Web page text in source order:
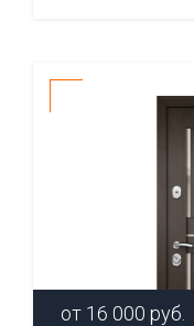
от 16 000 руб.